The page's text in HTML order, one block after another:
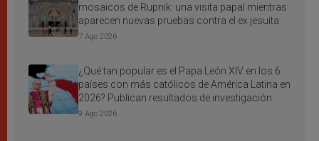
mosaicos de Rupnik: una visita papal mientras
aparecen nuevas pruebas contra el ex jesuita
7 Ago 2026
¿Qué tan popular es el Papa León XIV en los 6
países con más católicos de América Latina en
2026? Publican resultados de investigación
9 Ago 2026